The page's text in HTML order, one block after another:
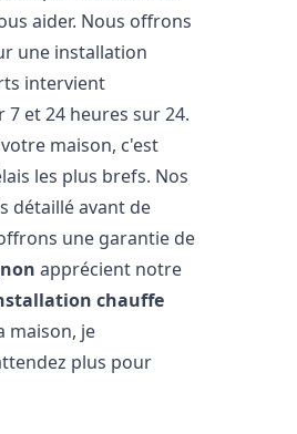
aider. Nous offrons
une installation
intervient
et 24 heures sur 24.
maison, c'est
les plus brefs. Nos
détaillé avant de
une garantie de
apprécient notre
chauffe
maison, je
plus pour